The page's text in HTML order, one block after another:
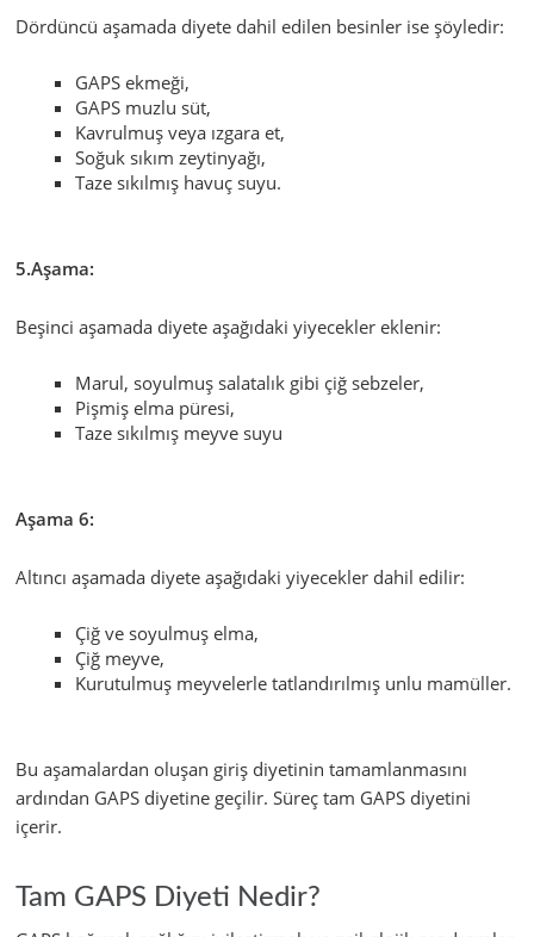
Dördüncü aşamada diyete dahil edilen besinler ise şöyledir:
GAPS ekmeği,
GAPS muzlu süt,
Kavrulmuş veya ızgara et,
Soğuk sıkım zeytinyağı,
Taze sıkılmış havuç suyu.
5.Aşama:
Beşinci aşamada diyete aşağıdaki yiyecekler eklenir:
Marul, soyulmuş salatalık gibi çiğ sebzeler,
Pişmiş elma püresi,
Taze sıkılmış meyve suyu
Aşama 6:
Altıncı aşamada diyete aşağıdaki yiyecekler dahil edilir:
Çiğ ve soyulmuş elma,
Çiğ meyve,
Kurutulmuş meyvelerle tatlandırılmış unlu mamüller.
Bu aşamalardan oluşan giriş diyetinin tamamlanmasını
ardından GAPS diyetine geçilir. Süreç tam GAPS diyetini
içerir.
Tam GAPS Diyeti Nedir?